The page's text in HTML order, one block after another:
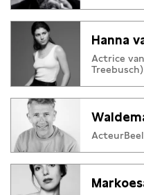
Hanna
Actrice
Treebusch)